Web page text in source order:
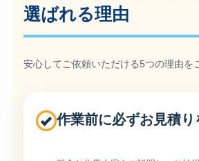
選ばれる理由
安心してご依頼いただける5つの理由を
作業前に必ずお見積り